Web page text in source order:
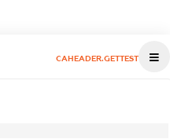
CAHEADER.GETTEST